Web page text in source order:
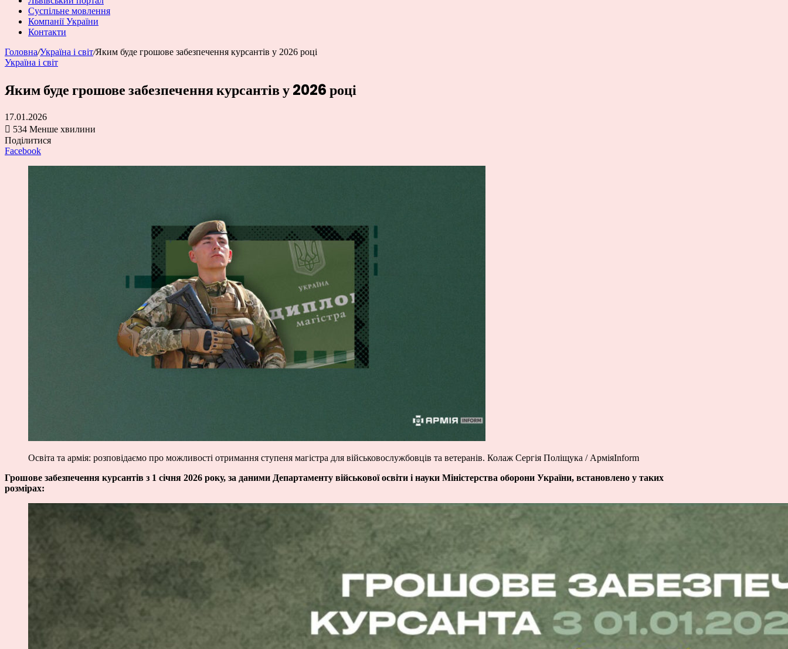
Суспільне мовлення
Компанії України
Контакти
Головна/Україна і світ/Яким буде грошове забезпечення курсантів у 2026 році
Україна і світ
Яким буде грошове забезпечення курсантів у 2026 році
17.01.2026
534 Менше хвилини
Поділитися
Facebook
Освіта та армія: розповідаємо про можливості отримання ступеня магістра для військовослужбовців та ветеранів. Колаж Сергія Поліщука / АрміяInform
Грошове забезпечення курсантів з 1 січня 2026 року, за даними Департаменту військової освіти і науки Міністерства оборони України, встановлено у таких
розмірах: